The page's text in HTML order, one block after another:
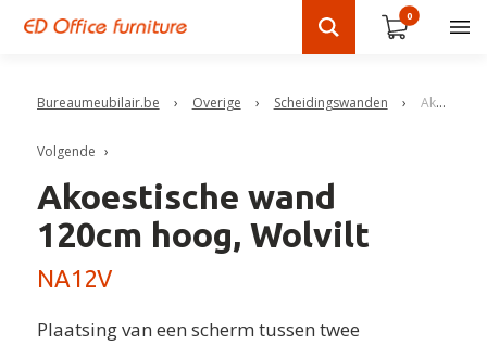
0
Bureaumeubilair.be › Overige › Scheidingswanden › Akoestische wand 120cm hoog, Wolvil
Volgende
Akoestische wand
120cm hoog, Wolvilt
NA12V
Plaatsing van een scherm tussen twee